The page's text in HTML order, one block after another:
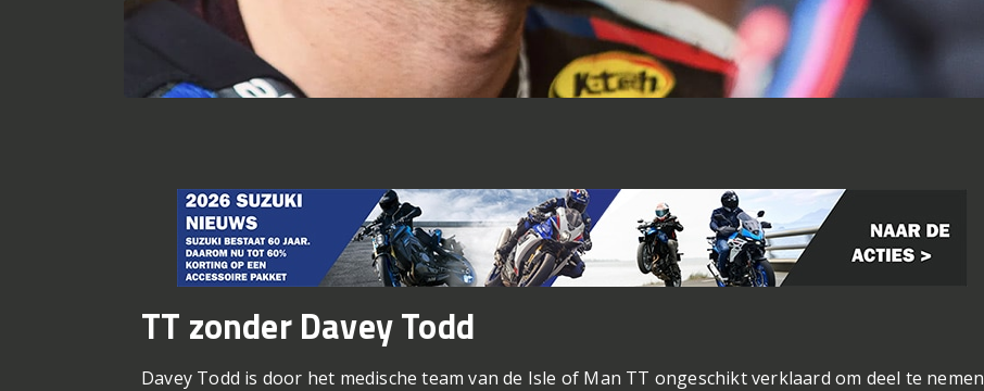
TT zonder Davey Todd
Davey Todd is door het medische team van de Isle of Man TT ongeschikt verklaard om deel te nemen